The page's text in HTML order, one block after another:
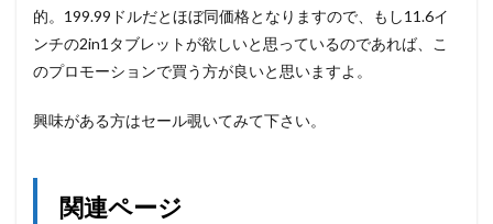
的。199.99ドルだとほぼ同価格となりますので、もし11.6イ
ンチの2in1タブレットが欲しいと思っているのであれば、こ
のプロモーションで買う方が良いと思いますよ。
興味がある方はセール覗いてみて下さい。
関連ページ